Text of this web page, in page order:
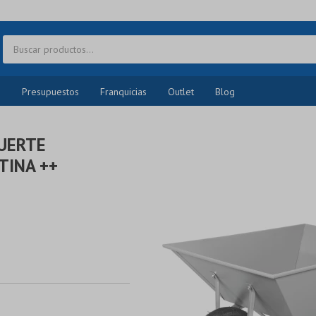
Presupuestos Franquicias Outlet Blog
++